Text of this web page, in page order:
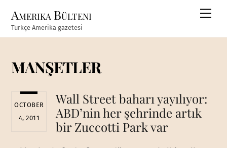
content
Amerika Bülteni
Türkçe Amerika gazetesi
MANŞETLER
OCTOBER
4, 2011
Wall Street baharı yayılıyor:
ABD’nin her şehrinde artık
bir Zuccotti Park var